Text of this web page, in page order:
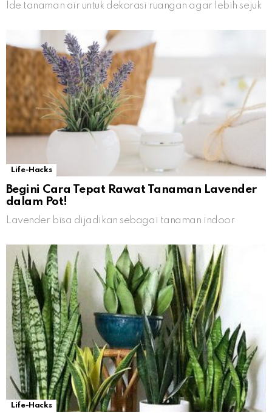
Ide tanaman air untuk dekorasi ruangan agar lebih sejuk
Life-Hacks
Begini Cara Tepat Rawat Tanaman Lavender
dalam Pot!
Lavender bisa dijadikan sebagai tanaman indoor
Life-Hacks